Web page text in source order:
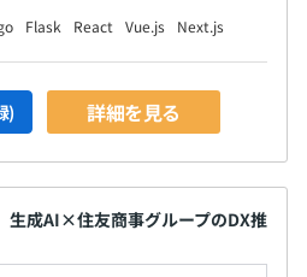
Flask React Vue.js Next.js
) 詳細を見る
生成AI×住友商事グループのDX推